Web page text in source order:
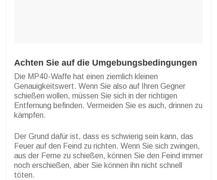
Achten Sie auf die Umgebungsbedingungen
Die MP40-Waffe hat einen ziemlich kleinen
Genauigkeitswert. Wenn Sie also auf Ihren Gegner
schießen wollen, müssen Sie sich in der richtigen
Entfernung befinden. Vermeiden Sie es auch, drinnen zu
kämpfen.
Der Grund dafür ist, dass es schwierig sein kann, das
Feuer auf den Feind zu richten. Wenn Sie sich zwingen,
aus der Ferne zu schießen, können Sie den Feind immer
noch erschießen, aber Sie können ihn nicht schnell
töten.